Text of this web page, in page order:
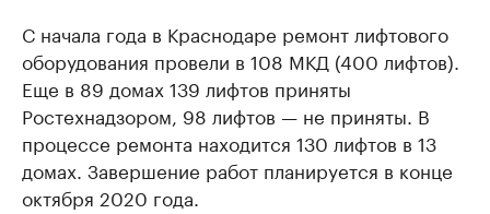
С начала года в Краснодаре ремонт лифтового
оборудования провели в 108 МКД (400 лифтов).
Еще в 89 домах 139 лифтов приняты
Ростехнадзором, 98 лифтов — не приняты. В
процессе ремонта находится 130 лифтов в 13
домах. Завершение работ планируется в конце
октября 2020 года.